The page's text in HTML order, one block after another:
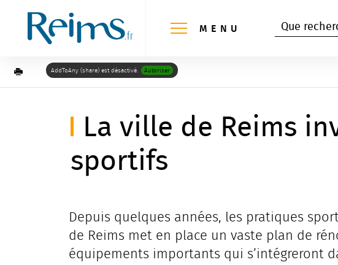
MENU Rechercher
ImprimerAddToAny (share) est désactivé. Autoriser
La ville de Reims
sportifs
Depuis quelques années, les pratiques
de Reims met en place un vaste plan de
équipements importants qui s’intégreront